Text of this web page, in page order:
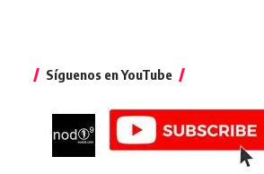
Síguenos en YouTube